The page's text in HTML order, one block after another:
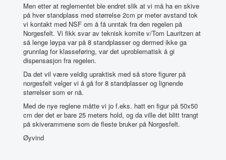
Men etter at reglementet ble endret slik at vi må ha en skive
på hver standplass med størrelse 2cm pr meter avstand tok
vi kontakt med NSF om å få unntak fra den regelen på
Norgesfelt. Vi fikk svar av teknisk komite v/Tom Lauritzen at
så lenge løypa var på 8 standplasser og dermed ikke ga
grunnlag for klasseføring, var det uproblematisk å gi
dispensasjon fra regelen.
Da det vil være veldig upraktisk med så store figurer på
norgesfelt velger vi å gå for 8 standplasser og lignende
størrelser som er nå.
Med de nye reglene måtte vi jo f.eks. hatt en figur på 50x50
cm der det er bare 25 meters hold, og da ville det blitt trangt
på skiverammene som de fleste bruker på Norgesfelt.
Øyvind